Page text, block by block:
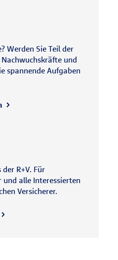
Werden Sie Teil der
und
spannende Aufgaben
R+V. Für
alle Interessierten
Versicherer.